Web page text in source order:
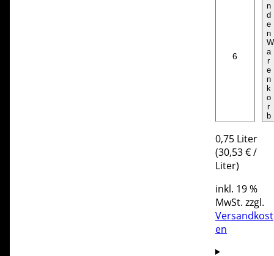
e
n
g
e
n
d
e
n
W
a
r
e
n
k
o
r
b
0,75 Liter
(30,53€/
Liter)
inkl. 19 %
MwSt. zzgl.
Versandkost
en